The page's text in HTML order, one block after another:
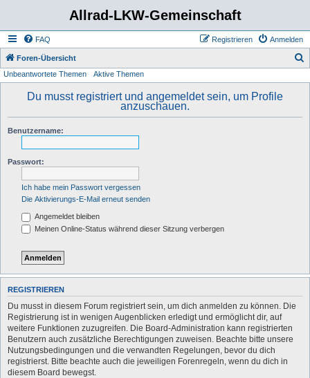
Allrad-LKW-Gemeinschaft
FAQ Anmelden
Registrieren
Foren-Übersicht
Unbeantwortete Themen Aktive Themen
Du musst registriert und angemeldet sein, um Profile
anzuschauen.
Benutzername:
Passwort:
Ich habe mein Passwort vergessen
Die Aktivierungs-E-Mail erneut senden
Angemeldet bleiben
Meinen Online-Status während dieser Sitzung verbergen
REGISTRIEREN
Du musst in diesem Forum registriert sein, um dich anmelden zu können. Die
Registrierung ist in wenigen Augenblicken erledigt und ermöglicht dir, auf
weitere Funktionen zuzugreifen. Die Board-Administration kann registrierten
Benutzern auch zusätzliche Berechtigungen zuweisen. Beachte bitte unsere
Nutzungsbedingungen und die verwandten Regelungen, bevor du dich
registrierst. Bitte beachte auch die jeweiligen Forenregeln, wenn du dich in
diesem Board bewegst.